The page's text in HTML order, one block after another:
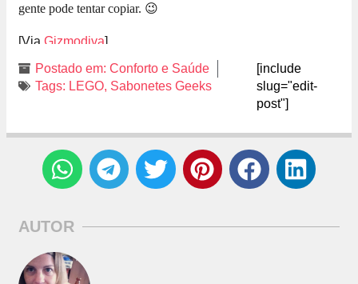
gente pode tentar copiar. 😉
[Via Gizmodiva]
Postado em: Conforto e Saúde
Tags: LEGO, Sabonetes Geeks
[include
slug="edit-
post"]
AUTOR